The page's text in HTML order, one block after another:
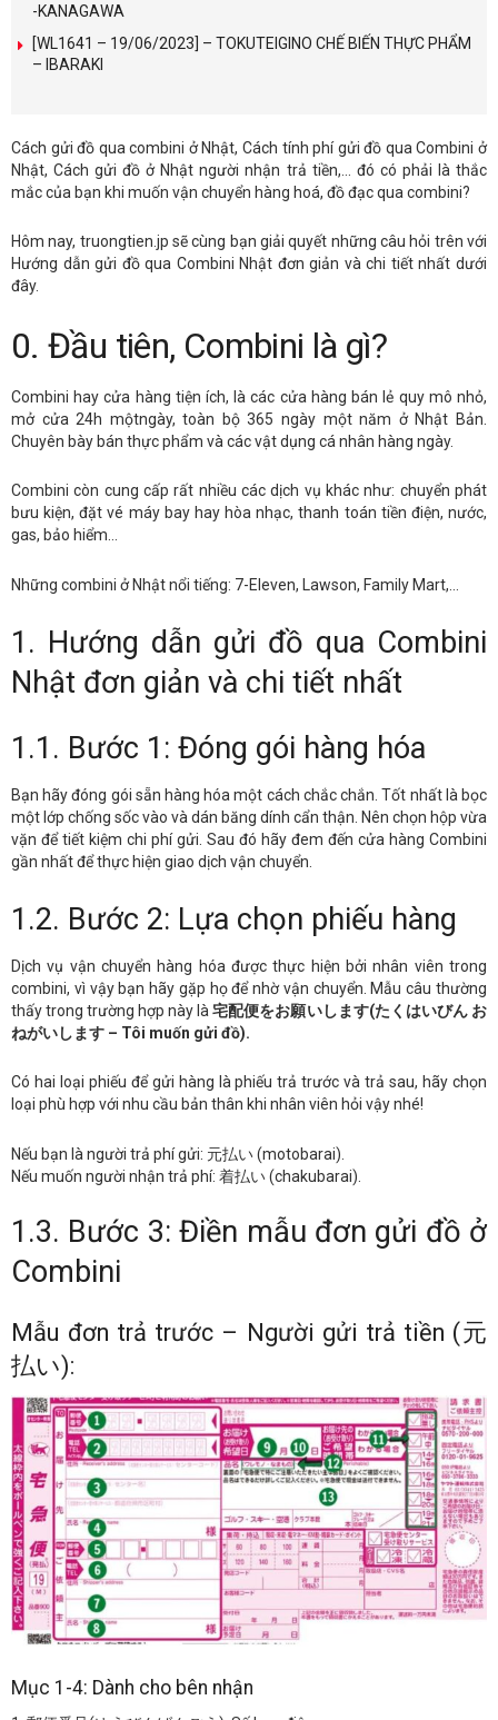
-KANAGAWA
[WL1641 – 19/06/2023] – TOKUTEIGINO CHẾ BIẾN THỰC PHẨM
– IBARAKI
Cách gửi đồ qua combini ở Nhật, Cách tính phí gửi đồ qua Combini ở
Nhật, Cách gửi đồ ở Nhật người nhận trả tiền,… đó có phải là thắc
mắc của bạn khi muốn vận chuyển hàng hoá, đồ đạc qua combini?
Hôm nay, truongtien.jp sẽ cùng bạn giải quyết những câu hỏi trên với
Hướng dẫn gửi đồ qua Combini Nhật đơn giản và chi tiết nhất dưới
đây.
0. Đầu tiên, Combini là gì?
Combini hay cửa hàng tiện ích, là các cửa hàng bán lẻ quy mô nhỏ,
mở cửa 24h mộtngày, toàn bộ 365 ngày một năm ở Nhật Bản.
Chuyên bày bán thực phẩm và các vật dụng cá nhân hàng ngày.
Combini còn cung cấp rất nhiều các dịch vụ khác như: chuyển phát
bưu kiện, đặt vé máy bay hay hòa nhạc, thanh toán tiền điện, nước,
gas, bảo hiểm…
Những combini ở Nhật nổi tiếng: 7-Eleven, Lawson, Family Mart,…
1. Hướng dẫn gửi đồ qua Combini
Nhật đơn giản và chi tiết nhất
1.1. Bước 1: Đóng gói hàng hóa
Bạn hãy đóng gói sẵn hàng hóa một cách chắc chắn. Tốt nhất là bọc
một lớp chống sốc vào và dán băng dính cẩn thận. Nên chọn hộp vừa
vặn để tiết kiệm chi phí gửi. Sau đó hãy đem đến cửa hàng Combini
gần nhất để thực hiện giao dịch vận chuyển.
1.2. Bước 2: Lựa chọn phiếu hàng
Dịch vụ vận chuyển hàng hóa được thực hiện bởi nhân viên trong
combini, vì vậy bạn hãy gặp họ để nhờ vận chuyển. Mẫu câu thường
thấy trong trường hợp này là宅配便をお願いします(たくはいびん お
ねがいします – Tôi muốn gửi đồ).
Có hai loại phiếu để gửi hàng là phiếu trả trước và trả sau, hãy chọn
loại phù hợp với nhu cầu bản thân khi nhân viên hỏi vậy nhé!
Nếu bạn là người trả phí gửi: 元払い (motobarai).
Nếu muốn người nhận trả phí: 着払い (chakubarai).
1.3. Bước 3: Điền mẫu đơn gửi đồ ở
Combini
Mẫu đơn trả trước – Người gửi trả tiền (元
払い):
Mục 1-4: Dành cho bên nhận